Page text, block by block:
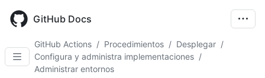
main
GitHub Docs
GitHub Actions / Procedimientos / Desplegar /
Configura y administra implementaciones /
Administrar entornos